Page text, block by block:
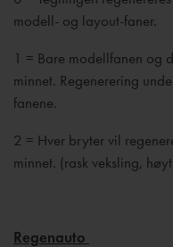
modell- og layout-faner.
1 = Bare modellfanen og
minnet. Regenerering
fanene.
2 = Hver bryter vil
minnet. (rask veksling,
Regenauto